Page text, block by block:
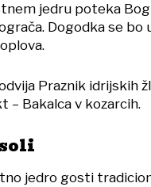
jedru poteka
Dogodka se bo
Praznik idrijskih
– Bakalca v kozarcih.
jedro gosti